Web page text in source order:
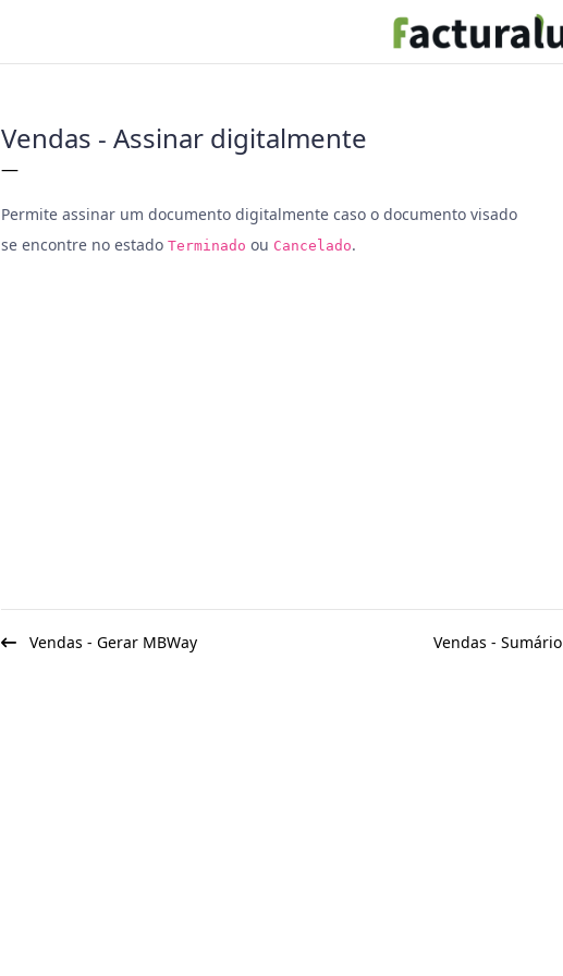
Vendas - Assinar digitalmente
—
Permite assinar um documento digitalmente caso o documento visado
se encontre no estado Terminado ou Cancelado.
Vendas - Gerar MBWay Vendas - Sumário